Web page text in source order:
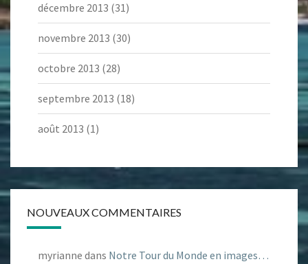
décembre 2013 (31)
novembre 2013 (30)
octobre 2013 (28)
septembre 2013 (18)
août 2013 (1)
NOUVEAUX COMMENTAIRES
myrianne dans Notre Tour du Monde en images…